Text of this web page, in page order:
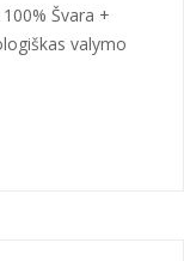
Švara +
valymo